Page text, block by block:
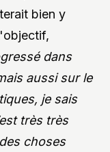
bien y
dans
aussi sur le
je sais
très très
choses